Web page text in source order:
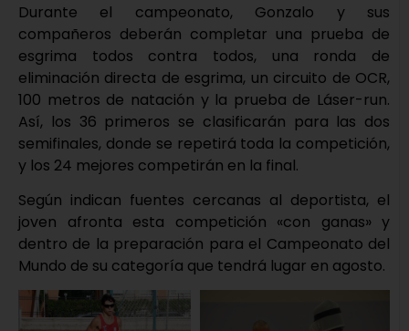
Durante el campeonato, Gonzalo y sus
compañeros deberán completar una prueba de
esgrima todos contra todos, una ronda de
eliminación directa de esgrima, un circuito de OCR,
100 metros de natación y la prueba de Láser-run.
Así, los 36 primeros se clasificarán para las dos
semifinales, donde se repetirá toda la competición,
y los 24 mejores competirán en la final.
Según indican fuentes cercanas al deportista, el
joven afronta esta competición «con ganas» y
dentro de la preparación para el Campeonato del
Mundo de su categoría que tendrá lugar en agosto.